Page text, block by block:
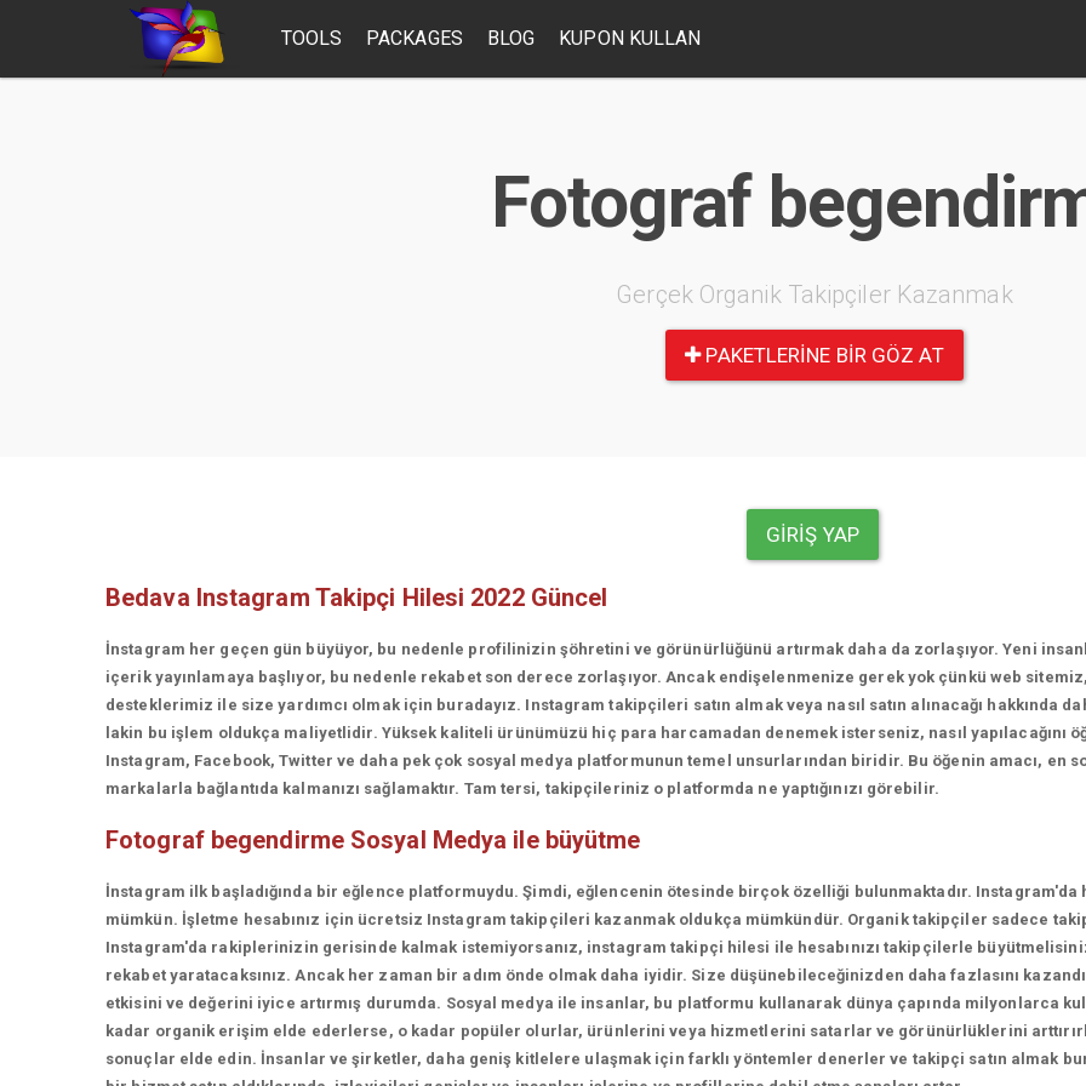
TOOLS PACKAGES BLOG KUPON KULLAN
Fotograf
Gerçek Organik Takipçiler Kazanmak
PAKETLERINE BIR GÖZ AT
GIRIŞ YAP
Bedava Instagram Takipçi Hilesi 2022 Güncel
İnstagram her geçen gün büyüyor, bu nedenle profilinizin şöhretini ve görünürlüğünü artırmak daha da zorlaşıyor. Yeni
içerik yayınlamaya başlıyor, bu nedenle rekabet son derece zorlaşıyor. Ancak endişelenmenize gerek yok çünkü web
desteklerimiz ile size yardımcı olmak için buradayız. Instagram takipçileri satın almak veya nasıl satın alınacağı hakkında
lakin bu işlem oldukça maliyetlidir. Yüksek kaliteli ürünümüzü hiç para harcamadan denemek isterseniz, nasıl yapılacağını
Instagram, Facebook, Twitter ve daha pek çok sosyal medya platformunun temel unsurlarından biridir. Bu öğenin amacı,
markalarla bağlantıda kalmanızı sağlamaktır. Tam tersi, takipçileriniz o platformda ne yaptığınızı görebilir.
Fotograf begendirme Sosyal Medya ile büyütme
İnstagram ilk başladığında bir eğlence platformuydu. Şimdi, eğlencenin ötesinde birçok özelliği bulunmaktadır. Instagram'da
mümkün. İşletme hesabınız için ücretsiz Instagram takipçileri kazanmak oldukça mümkündür. Organik takipçiler sadece
Instagram'da rakiplerinizin gerisinde kalmak istemiyorsanız, instagram takipçi hilesi ile hesabınızı takipçilerle
rekabet yaratacaksınız. Ancak her zaman bir adım önde olmak daha iyidir. Size düşünebileceğinizden daha fazlasını
etkisini ve değerini iyice artırmış durumda. Sosyal medya ile insanlar, bu platformu kullanarak dünya çapında milyonlarca
kadar organik erişim elde ederlerse, o kadar popüler olurlar, ürünlerini veya hizmetlerini satarlar ve görünürlüklerini
sonuçlar elde edin. İnsanlar ve şirketler, daha geniş kitlelere ulaşmak için farklı yöntemler denerler ve takipçi satın almak